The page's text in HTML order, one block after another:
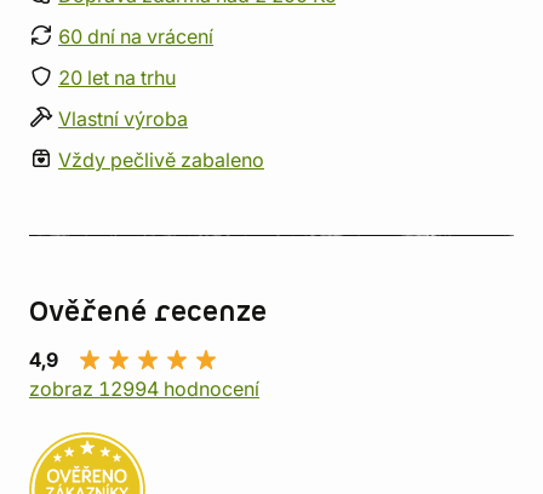
60 dní na vrácení
20 let na trhu
Vlastní výroba
Vždy pečlivě zabaleno
Ověřené recenze
4,9
zobraz 12994 hodnocení